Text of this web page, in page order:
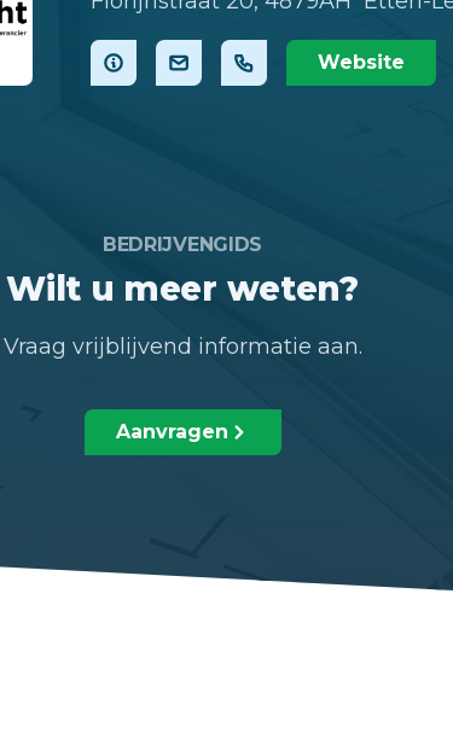
Website
BEDRIJVENGIDS
Wilt u meer weten?
Vraag vrijblijvend informatie aan.
Aanvragen